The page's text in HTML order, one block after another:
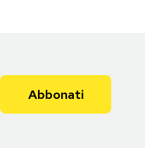
Abbonati